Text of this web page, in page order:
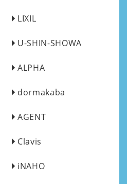
LIXIL
U-SHIN-SHOWA
ALPHA
dormakaba
AGENT
Clavis
iNAHO